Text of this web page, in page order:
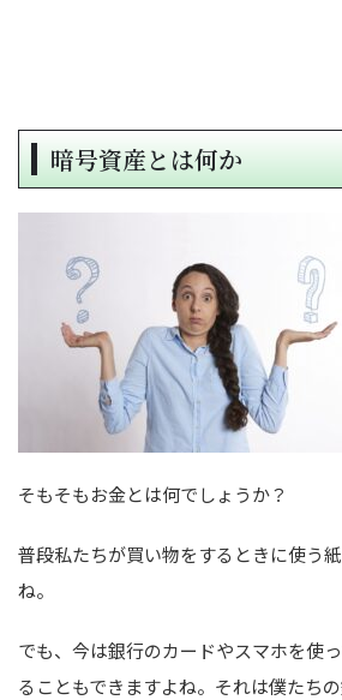
暗号資産とは何か
そもそもお金とは何でしょうか？
普段私たちが買い物をするときに使う
ね。
でも、今は銀行のカードやスマホを使
ることもできますよね。それは僕たち